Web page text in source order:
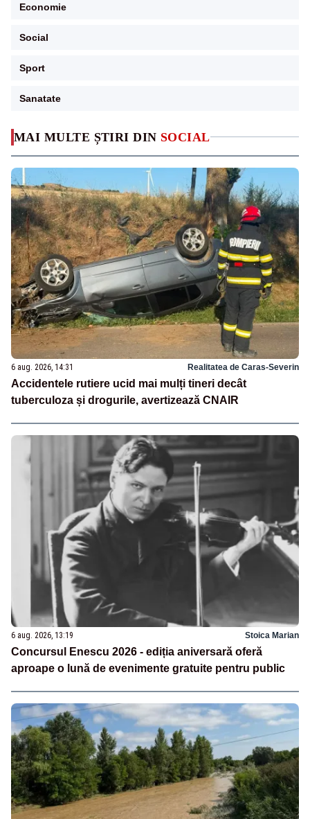
MAI MULTE ȘTIRI DIN SOCIAL
6 aug. 2026, 14:31 Realitatea de Caras-Severin
Accidentele rutiere ucid mai mulți tineri decât
tuberculoza și drogurile, avertizează CNAIR
6 aug. 2026, 13:19 Stoica Marian
Concursul Enescu 2026 - ediția aniversară oferă
aproape o lună de evenimente gratuite pentru public
Economie
Social
Sport
Sanatate